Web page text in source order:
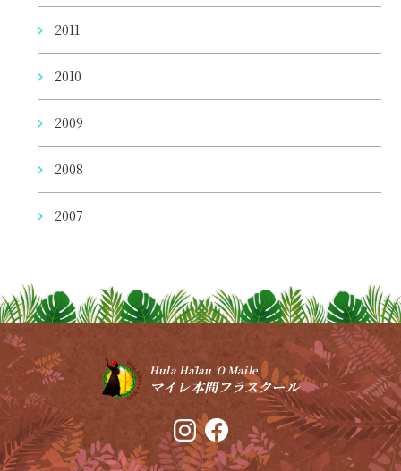
2011
2010
2009
2008
2007
Hula Hālau ’O Maile
マイレ本間フラスクール